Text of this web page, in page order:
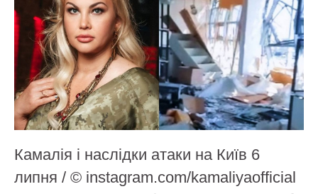
Камалія і наслідки атаки на Київ 6
липня / © instagram.com/kamaliyaofficial